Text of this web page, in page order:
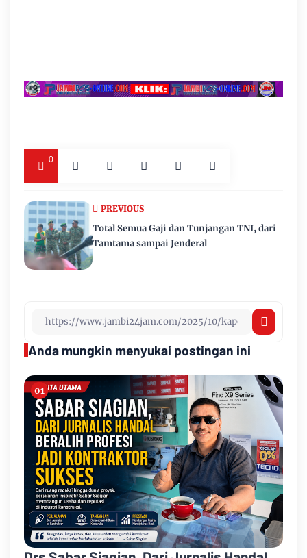
0
PREVIOUS
Total Semua Gaji dan Tunjangan TNI, dari
Tamtama sampai Jenderal
Anda mungkin menyukai postingan ini